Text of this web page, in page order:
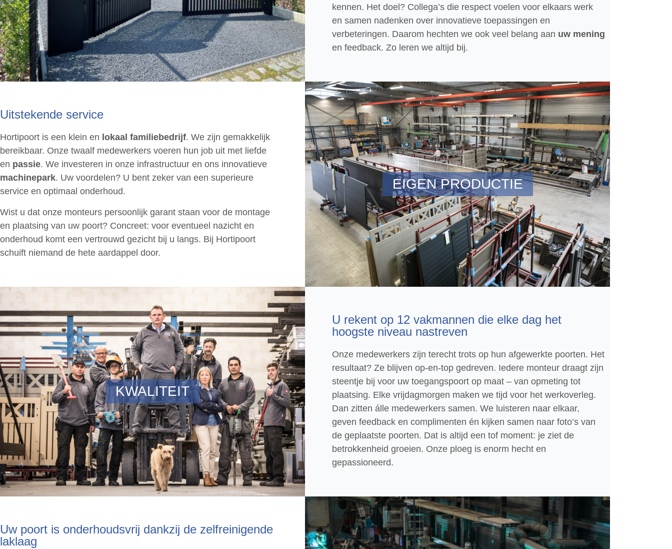
kennen. Het doel? Collega’s die respect voelen voor elkaars werk
en samen nadenken over innovatieve toepassingen en
verbeteringen. Daarom hechten we ook veel belang aan uw mening
en feedback. Zo leren we altijd bij.
Uitstekende service
Hortipoort is een klein en lokaal familiebedrijf. We zijn gemakkelijk
bereikbaar. Onze twaalf medewerkers voeren hun job uit met liefde
en passie. We investeren in onze infrastructuur en ons innovatieve
machinepark. Uw voordelen? U bent zeker van een superieure
service en optimaal onderhoud.
Wist u dat onze monteurs persoonlijk garant staan voor de montage
en plaatsing van uw poort? Concreet: voor eventueel nazicht en
onderhoud komt een vertrouwd gezicht bij u langs. Bij Hortipoort
schuift niemand de hete aardappel door.
EIGEN PRODUCTIE
KWALITEIT
U rekent op 12 vakmannen die elke dag het
hoogste niveau nastreven
Onze medewerkers zijn terecht trots op hun afgewerkte poorten. Het
resultaat? Ze blijven op-en-top gedreven. Iedere monteur draagt zijn
steentje bij voor uw toegangspoort op maat – van opmeting tot
plaatsing. Elke vrijdagmorgen maken we tijd voor het werkoverleg.
Dan zitten álle medewerkers samen. We luisteren naar elkaar,
geven feedback en complimenten én kijken samen naar foto’s van
de geplaatste poorten. Dat is altijd een tof moment: je ziet de
betrokkenheid groeien. Onze ploeg is enorm hecht en
gepassioneerd.
Uw poort is onderhoudsvrij dankzij de zelfreinigende
laklaag